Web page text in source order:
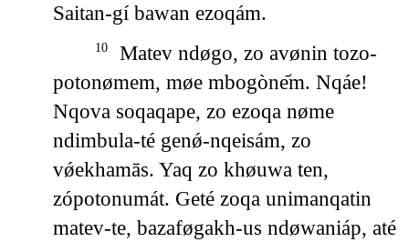
Saitan-gí bawan ezoqám.
10
Matev ndøgo, zo avønin tozo-
potonømem, møe mbogòne᷄m. Nqáe!
Nqova soqaqape, zo ezoqa nøme
ndimbula-té genǿ-nqeisám, zo
vǿekhamās. Yaq zo khøuwa ten,
zópotonumát. Geté zoqa unimanqatin
matev-te, bazaføgakh-us ndøwaniáp, até